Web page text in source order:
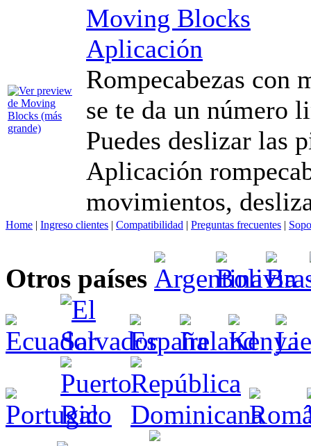
Moving Blocks
Aplicación
Rompecabezas con
se te da un número
Puedes deslizar las
Aplicación
movimientos,
Home | Ingreso clientes | Compatibilidad | Preguntas frecuentes |
Otros países